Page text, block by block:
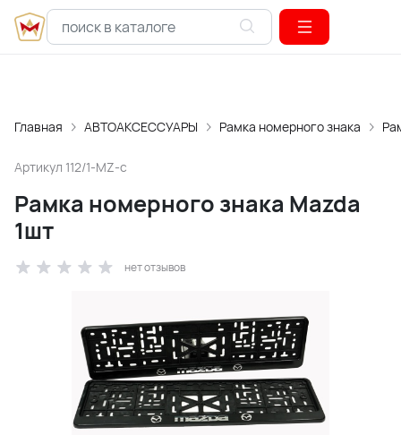
Главная АВТОАКСЕССУАРЫ Рамка номерного знака
Артикул 112/1-MZ-с
Рамка номерного знака Mazda
1шт
нет отзывов